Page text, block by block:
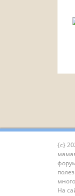
{c}
На